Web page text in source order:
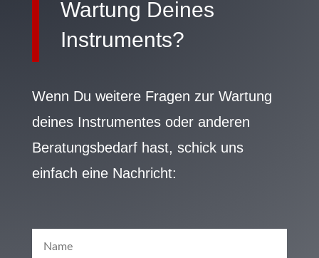
Wartung Deines
Instruments?
Wenn Du weitere Fragen zur Wartung
deines Instrumentes oder anderen
Beratungsbedarf hast, schick uns
einfach eine Nachricht: